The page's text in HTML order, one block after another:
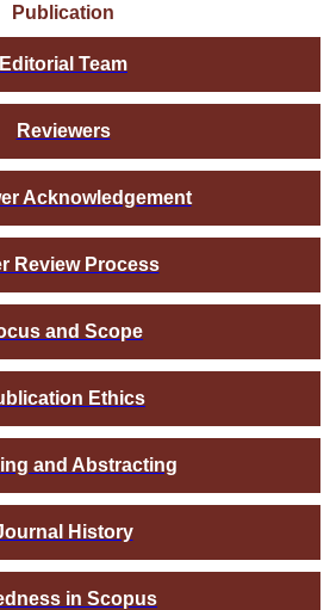
Publication
Editorial Team
Reviewers
Acknowledgement
Review Process
and Scope
Ethics
and Abstracting
History
in Scopus